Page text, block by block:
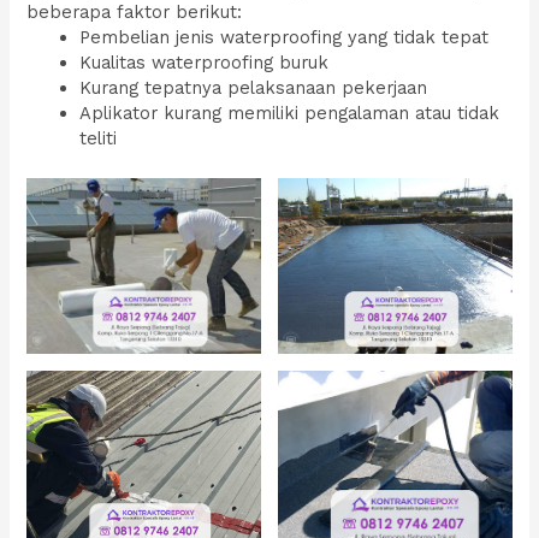
beberapa faktor berikut:
Pembelian jenis waterproofing yang tidak tepat
Kualitas waterproofing buruk
Kurang tepatnya pelaksanaan pekerjaan
Aplikator kurang memiliki pengalaman atau tidak
teliti